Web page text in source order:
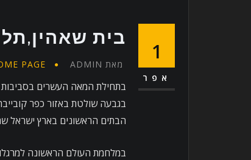
1
אפר
בית
מאת ADMIN
PAGE
בתחילת המאה העשרים
בגבעה שולטת באזור כפר
הבתים הראשונים בארץ ישראל
במלחמת העולם הראשונה